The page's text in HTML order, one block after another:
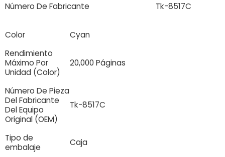
Número De Fabricante Tk-8517C
Color
Cyan
Rendimiento
Máximo Por
Unidad (Color)
20,000 Páginas
Número De Pieza
Del Fabricante
Del Equipo
Original (OEM)
Tk-8517C
Tipo de
embalaje
Caja